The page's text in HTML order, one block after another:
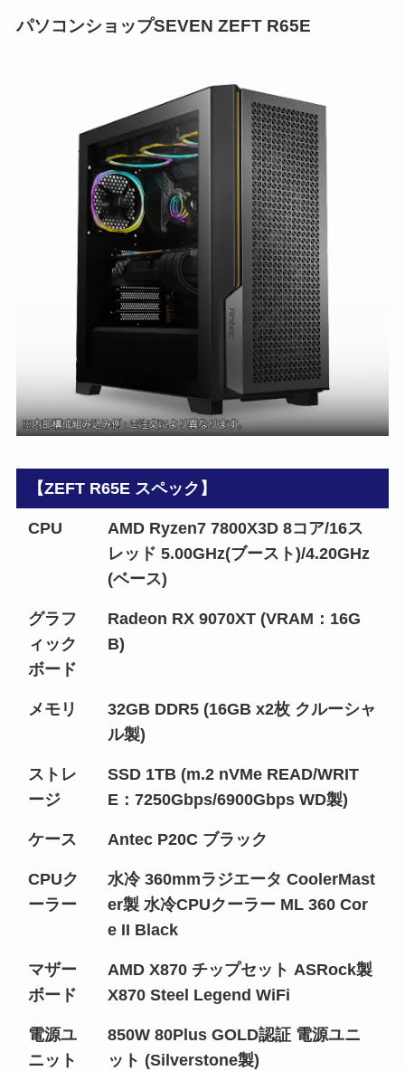
パソコンショップSEVEN ZEFT R65E
【ZEFT R65E スペック】
CPU
AMD Ryzen7 7800X3D 8コア/16ス
レッド 5.00GHz(ブースト)/4.20GHz
(ベース)
グラフ
ィック
ボード
Radeon RX 9070XT (VRAM：16G
B)
メモリ
32GB DDR5 (16GB x2枚 クルーシャ
ル製)
ストレ
ージ
SSD 1TB (m.2 nVMe READ/WRIT
E：7250Gbps/6900Gbps WD製)
ケース Antec P20C ブラック
CPUク
ーラー
水冷 360mmラジエータ CoolerMast
er製 水冷CPUクーラー ML 360 Cor
e II Black
マザー
ボード
AMD X870 チップセット ASRock製
X870 Steel Legend WiFi
電源ユ
ニット
850W 80Plus GOLD認証 電源ユニ
ット (Silverstone製)